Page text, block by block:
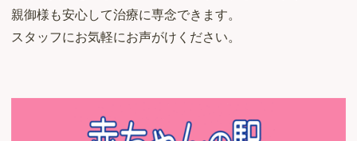
親御様も安心して治療に専念できます。
スタッフにお気軽にお声がけください。